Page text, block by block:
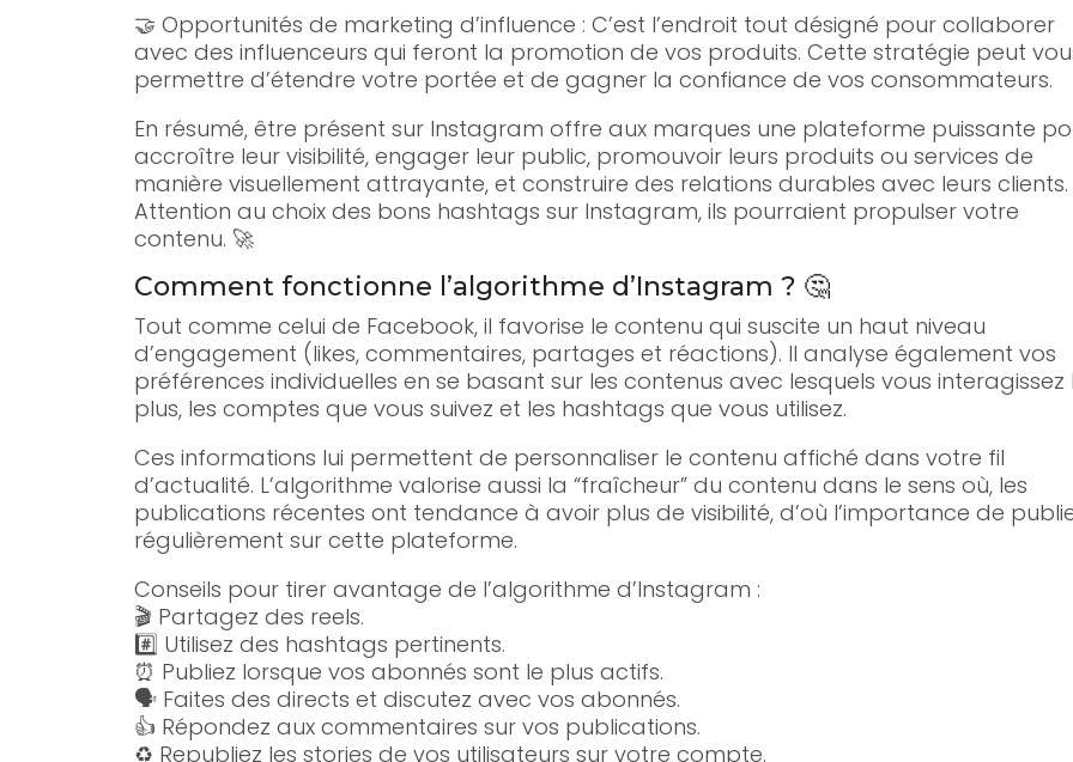
🤝 Opportunités de marketing d’influence : C’est l’endroit tout désigné pour collaborer
avec des influenceurs qui feront la promotion de vos produits. Cette stratégie peut
permettre d’étendre votre portée et de gagner la confiance de vos consommateurs.
En résumé, être présent sur Instagram offre aux marques une plateforme puissante
accroître leur visibilité, engager leur public, promouvoir leurs produits ou services de
manière visuellement attrayante, et construire des relations durables avec leurs clients.
Attention au choix des bons hashtags sur Instagram, ils pourraient propulser votre
contenu. 🚀
Comment fonctionne l’algorithme d’Instagram ? 🤔
Tout comme celui de Facebook, il favorise le contenu qui suscite un haut niveau
d’engagement (likes, commentaires, partages et réactions). Il analyse également vos
préférences individuelles en se basant sur les contenus avec lesquels vous interagissez
plus, les comptes que vous suivez et les hashtags que vous utilisez.
Ces informations lui permettent de personnaliser le contenu affiché dans votre fil
d’actualité. L’algorithme valorise aussi la “fraîcheur” du contenu dans le sens où, les
publications récentes ont tendance à avoir plus de visibilité, d’où l’importance de
régulièrement sur cette plateforme.
Conseils pour tirer avantage de l’algorithme d’Instagram :
🎬 Partagez des reels.
#️⃣ Utilisez des hashtags pertinents.
⏰ Publiez lorsque vos abonnés sont le plus actifs.
🗣️ Faites des directs et discutez avec vos abonnés.
👍 Répondez aux commentaires sur vos publications.
♻️ Republiez les stories de vos utilisateurs sur votre compte.